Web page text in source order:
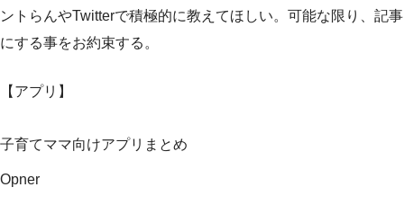
ントらんやTwitterで積極的に教えてほしい。可能な限り、記事
にする事をお約束する。
【アプリ】
子育てママ向けアプリまとめ
Opner